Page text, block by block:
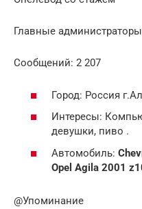
Главные администраторы
Cообщений: 2 207
Город: Россия
Интересы:
девушки, пиво .
Автомобиль:
Opel Agila 2001
@Упоминание